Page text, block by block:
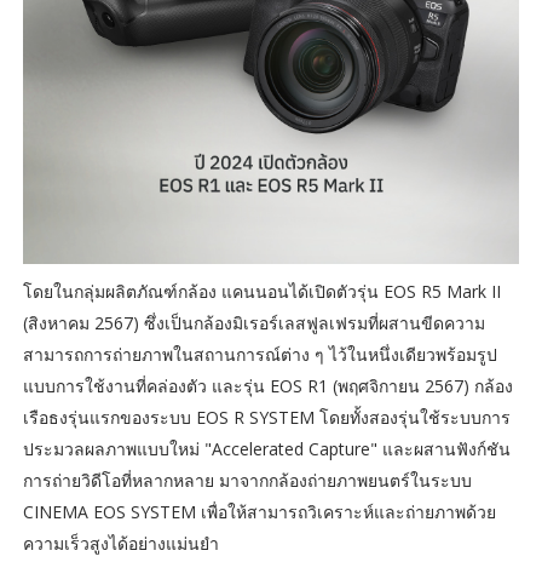
โดยในกลุ่มผลิตภัณฑ์กล้อง แคนนอนได้เปิดตัวรุ่น EOS R5 Mark II
(สิงหาคม 2567) ซึ่งเป็นกล้องมิเรอร์เลสฟูลเฟรมที่ผสานขีดความ
สามารถการถ่ายภาพในสถานการณ์ต่าง ๆ ไว้ในหนึ่งเดียวพร้อมรูป
แบบการใช้งานที่คล่องตัว และรุ่น EOS R1 (พฤศจิกายน 2567) กล้อง
เรือธงรุ่นแรกของระบบ EOS R SYSTEM โดยทั้งสองรุ่นใช้ระบบการ
ประมวลผลภาพแบบใหม่ "Accelerated Capture" และผสานฟังก์ชัน
การถ่ายวิดีโอที่หลากหลาย มาจากกล้องถ่ายภาพยนตร์ในระบบ
CINEMA EOS SYSTEM เพื่อให้สามารถวิเคราะห์และถ่ายภาพด้วย
ความเร็วสูงได้อย่างแม่นยำ